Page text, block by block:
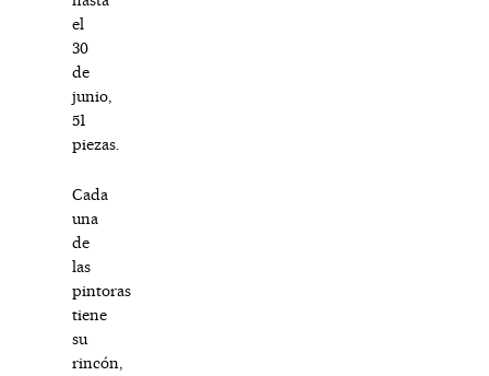
el
30
de
junio,
51
piezas.
Cada
una
de
las
pintoras
tiene
su
rincón,